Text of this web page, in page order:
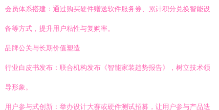
会员体系搭建：通过购买硬件赠送软件服务券、累计积分兑换智能设
备等方式，提升用户粘性与复购率。
品牌公关与长期价值塑造
行业白皮书发布：联合机构发布《智能家装趋势报告》，树立技术领
导形象。
用户参与式创新：举办设计大赛或硬件测试招募，让用户参与产品迭